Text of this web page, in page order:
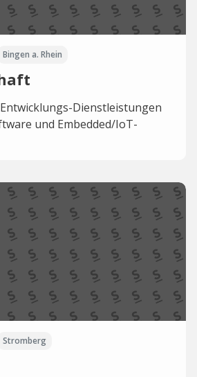
Bingen a. Rhein
Dienstleistungen
und Embedded/IoT-
Stromberg